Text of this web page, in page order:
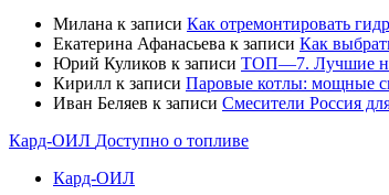
Милана к записи Как отремонтировать
Екатерина Афанасьева к записи Как
Юрий Куликов к записи ТОП—7. Лучшие
Кирилл к записи Паровые котлы: мощные
Иван Беляев к записи Cмесители Россия
Кард-ОИЛ Доступно о топливе
Кард-ОИЛ